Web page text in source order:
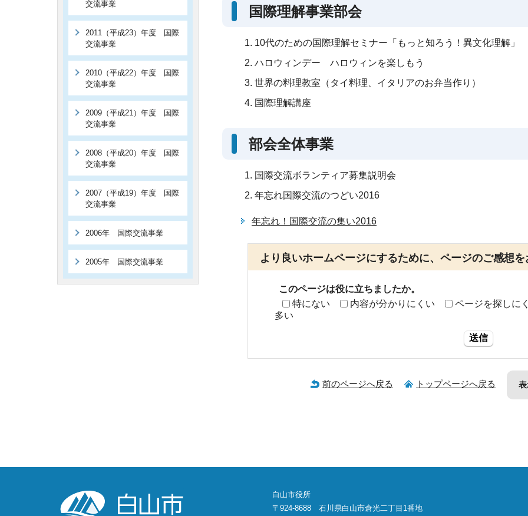
国際理解事業部会
10代のための国際理解セミナー「もっと知ろう！異文化理解」
ハロウィンデー ハロウィンを楽しもう
世界の料理教室（タイ料理、イタリアのお弁当作り）
国際理解講座
部会全体事業
国際交流ボランティア募集説明会
年忘れ国際交流のつどい2016
年忘れ！国際交流の集い2016
より良いホームページにするために、ページのご感想を
このページは役に立ちましたか。
特にない
内容が分かりにくい ページを探しに
多い
送信
交流事業
2011（平成23）年度 国際
交流事業
2010（平成22）年度 国際
交流事業
2009（平成21）年度 国際
交流事業
2008（平成20）年度 国際
交流事業
2007（平成19）年度 国際
交流事業
2006年 国際交流事業
2005年 国際交流事業
前のページへ戻る トップページへ戻る
白山市役所
〒924-8688 石川県白山市倉光二丁目1番地